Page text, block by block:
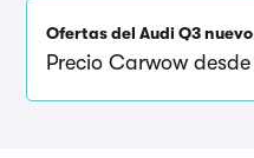
Ofertas del Audi Q3 nuevo
Precio Carwow desde